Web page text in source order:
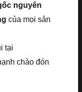
nguyên
của mọi sản
tại
chào đón